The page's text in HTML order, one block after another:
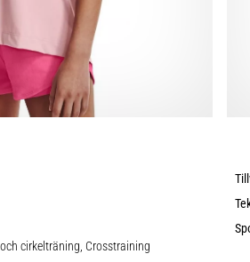
cirkelträning, Crosstraining